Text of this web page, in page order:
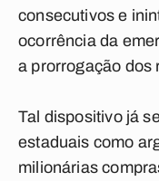
consecutivos e
ocorrência da
a prorrogação dos
Tal dispositivo já
estaduais como
milionárias